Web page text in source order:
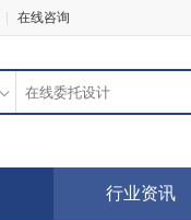
在线咨询
行业资讯